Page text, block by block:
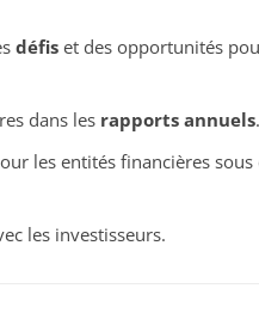
défiset des opportunités
dans les rapports annuels.
les entités financières sous
les investisseurs.